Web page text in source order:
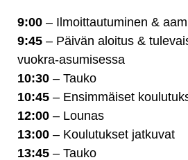
9:00 – Ilmoittautuminen &
9:45 – Päivän aloitus &
vuokra-asumisessa
10:30 – Tauko
10:45 – Ensimmäiset
12:00 – Lounas
13:00 – Koulutukset jatkuvat
13:45 – Tauko